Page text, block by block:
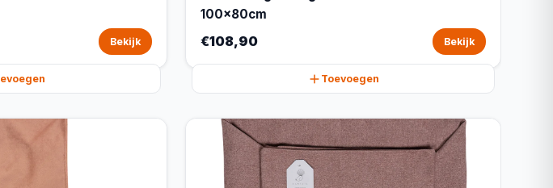
Bekijk
100x80cm
€108,90 Bekijk
Toevoegen